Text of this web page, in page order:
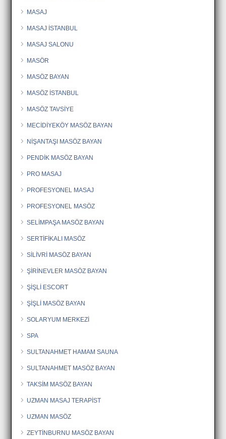
MASAJ
MASAJ İSTANBUL
MASAJ SALONU
MASÖR
MASÖZ BAYAN
MASÖZ İSTANBUL
MASÖZ TAVSİYE
MECİDİYEKÖY MASÖZ BAYAN
NİŞANTAŞI MASÖZ BAYAN
PENDİK MASÖZ BAYAN
PRO MASAJ
PROFESYONEL MASAJ
PROFESYONEL MASÖZ
SELİMPAŞA MASÖZ BAYAN
SERTİFİKALI MASÖZ
SİLİVRİ MASÖZ BAYAN
ŞİRİNEVLER MASÖZ BAYAN
ŞİŞLİ ESCORT
ŞİŞLİ MASÖZ BAYAN
SOLARYUM MERKEZİ
SPA
SULTANAHMET HAMAM SAUNA
SULTANAHMET MASÖZ BAYAN
TAKSİM MASÖZ BAYAN
UZMAN MASAJ TERAPİST
UZMAN MASÖZ
ZEYTİNBURNU MASÖZ BAYAN